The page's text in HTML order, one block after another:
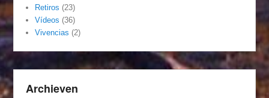
Retiros (23)
Vídeos (36)
Vivencias (2)
Archieven